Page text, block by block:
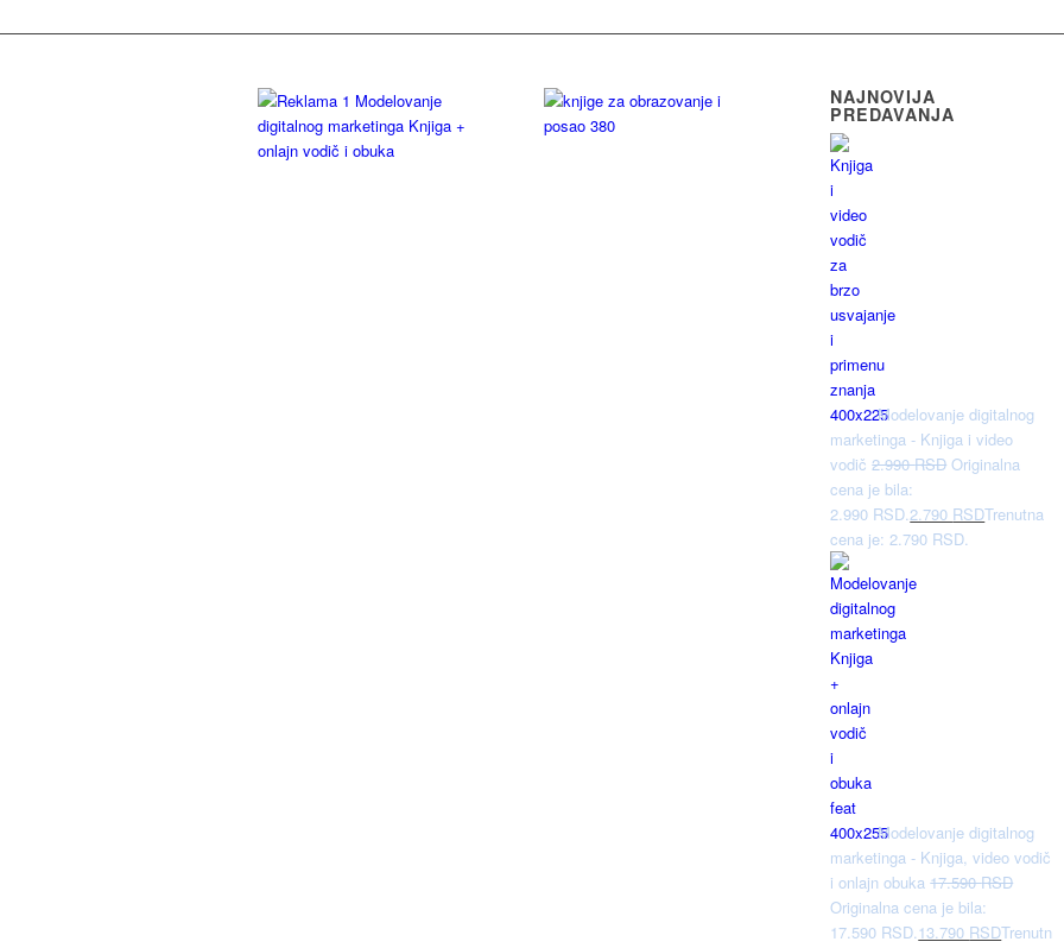
NAJNOVIJA
PREDAVANJA
Modelovanje digitalnog
marketinga - Knjiga i video
vodič 2.990RSD Originalna
cena je bila:
2.990 RSD.2.790 RSDTrenutna
cena je: 2.790 RSD.
Modelovanje digitalnog
marketinga - Knjiga, video vodič
i onlajn obuka 17.590RSD
Originalna cena je bila:
17.590 RSD.13.790 RSDTrenutna